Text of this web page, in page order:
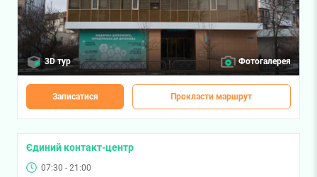
3D тур Фотогалерея
Записатися Прокласти маршрут
Єдиний контакт-центр
07:30 - 21:00